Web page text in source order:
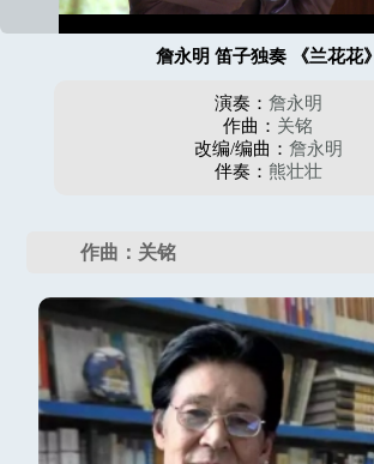
詹永明 笛子独奏 《兰花花》
演奏： 詹永明
作曲： 关铭
改编/编曲： 詹永明
伴奏： 熊壮壮
作曲：关铭